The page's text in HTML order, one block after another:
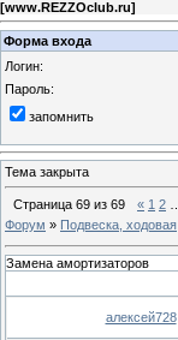
[www.REZZOclub.ru]
Форма входа
Логин:
Пароль:
запомнить
Тема закрыта
Страница 69 из 69 « 1 2
Форум » Подвеска, ходовая
Замена амортизаторов
алексей728